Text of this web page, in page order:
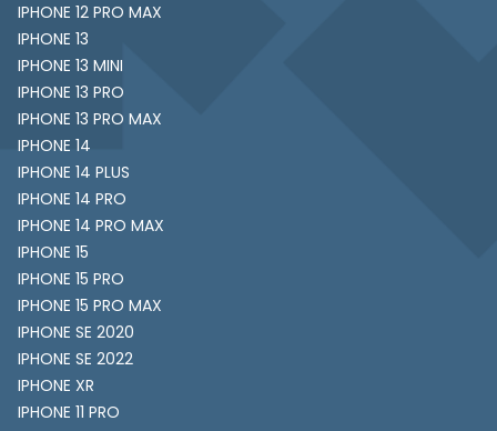
IPHONE 12 PRO MAX
IPHONE 13
IPHONE 13 MINI
IPHONE 13 PRO
IPHONE 13 PRO MAX
IPHONE 14
IPHONE 14 PLUS
IPHONE 14 PRO
IPHONE 14 PRO MAX
IPHONE 15
IPHONE 15 PRO
IPHONE 15 PRO MAX
IPHONE SE 2020
IPHONE SE 2022
IPHONE XR
IPHONE 11 PRO